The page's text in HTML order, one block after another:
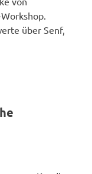
über Senf,